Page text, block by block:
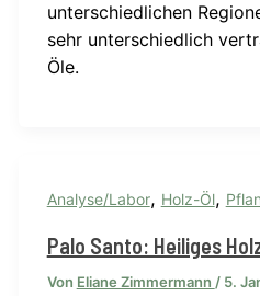
unterschiedlichen
sehr unterschiedlich
Öle.
Analyse/Labor, Holz-Öl,
Palo Santo: Heiliges
Von Eliane Zimmermann / 5.